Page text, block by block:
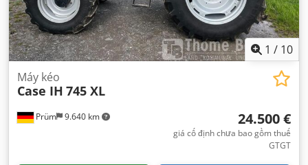
1 / 10
Prüm 9.640 km
Máy kéo
Case IH 745 XL
24.500 €
giá cố định chưa bao gồm thuế
GTGT